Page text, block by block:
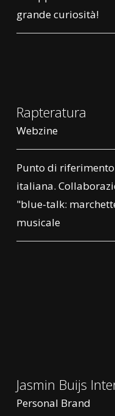
grande curiosità!
Rapteratura
Webzine
Punto di
italiana.
"blue-talk:
musicale
Jasmin Buijs
Personal Brand